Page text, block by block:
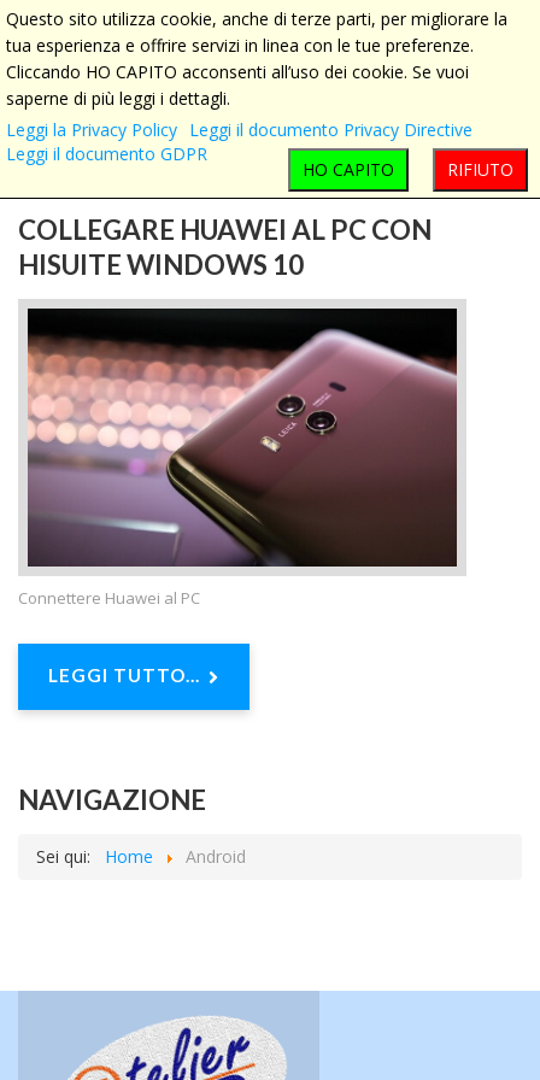
Menu
COLLEGARE HUAWEI AL PC CON
HISUITE WINDOWS 10
Connettere Huawei al PC
LEGGI TUTTO...
NAVIGAZIONE
Sei qui: Home Android
Questo sito utilizza cookie, anche di terze parti, per migliorare la
tua esperienza e offrire servizi in linea con le tue preferenze.
Cliccando HO CAPITO acconsenti all’uso dei cookie. Se vuoi
saperne di più leggi i dettagli.
Leggi la Privacy Policy Leggi il documento Privacy Directive
Leggi il documento GDPR
RIFIUTO
HO CAPITO